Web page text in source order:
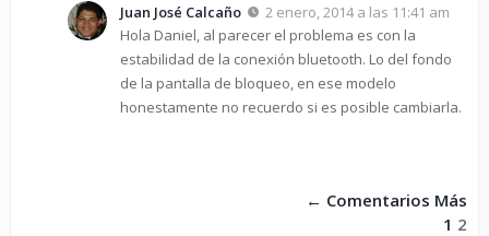
Juan José Calcaño
2 enero, 2014 a las 11:41 am
Hola Daniel, al parecer el problema es con la
estabilidad de la conexión bluetooth. Lo del fondo
de la pantalla de bloqueo, en ese modelo
honestamente no recuerdo si es posible cambiarla.
← Comentarios Más
1 2